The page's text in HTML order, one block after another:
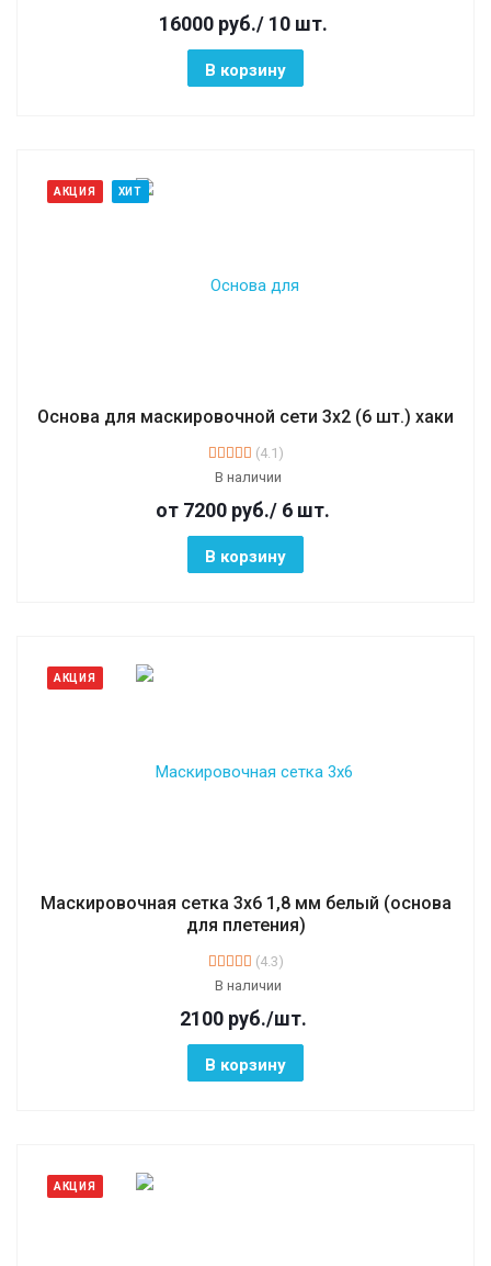
16000 руб./ 10 шт.
В корзину
АКЦИЯ ХИТ
Основа для маскировочной сети 3х2 (6 шт.) хаки
(4.1)
В наличии
от 7200 руб./ 6 шт.
В корзину
АКЦИЯ
Маскировочная сетка 3х6 1,8 мм белый (основа
для плетения)
(4.3)
В наличии
2100 руб./шт.
В корзину
АКЦИЯ